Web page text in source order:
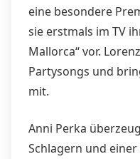
eine besondere
sie erstmals im TV
Mallorca“ vor.
Partysongs und
mit.
Anni Perka
Schlagern und